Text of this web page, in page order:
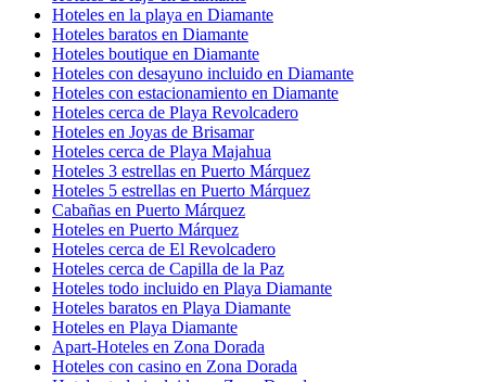
Hoteles en la playa en Diamante
Hoteles baratos en Diamante
Hoteles boutique en Diamante
Hoteles con desayuno incluido en Diamante
Hoteles con estacionamiento en Diamante
Hoteles cerca de Playa Revolcadero
Hoteles en Joyas de Brisamar
Hoteles cerca de Playa Majahua
Hoteles 3 estrellas en Puerto Márquez
Hoteles 5 estrellas en Puerto Márquez
Cabañas en Puerto Márquez
Hoteles en Puerto Márquez
Hoteles cerca de El Revolcadero
Hoteles cerca de Capilla de la Paz
Hoteles todo incluido en Playa Diamante
Hoteles baratos en Playa Diamante
Hoteles en Playa Diamante
Apart-Hoteles en Zona Dorada
Hoteles con casino en Zona Dorada